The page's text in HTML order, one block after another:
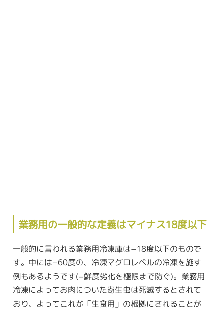
業務用の一般的な定義はマイナス18度以下
一般的に言われる業務用冷凍庫は−18度以下のもので
す。中には−60度の、冷凍マグロレベルの冷凍を施す
例もあるようです(=鮮度劣化を極限まで防ぐ)。業務用
冷凍によってお肉についた寄生虫は死滅するとされて
おり、よってこれが「生食用」の根拠にされることが